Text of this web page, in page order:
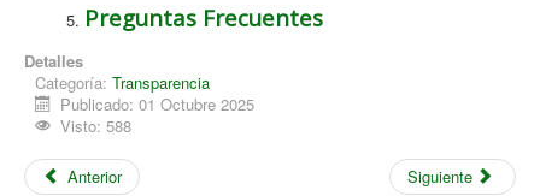
Preguntas Frecuentes
Detalles
Categoría: Transparencia
Publicado: 01 Octubre 2025
Visto: 588
Anterior Siguiente